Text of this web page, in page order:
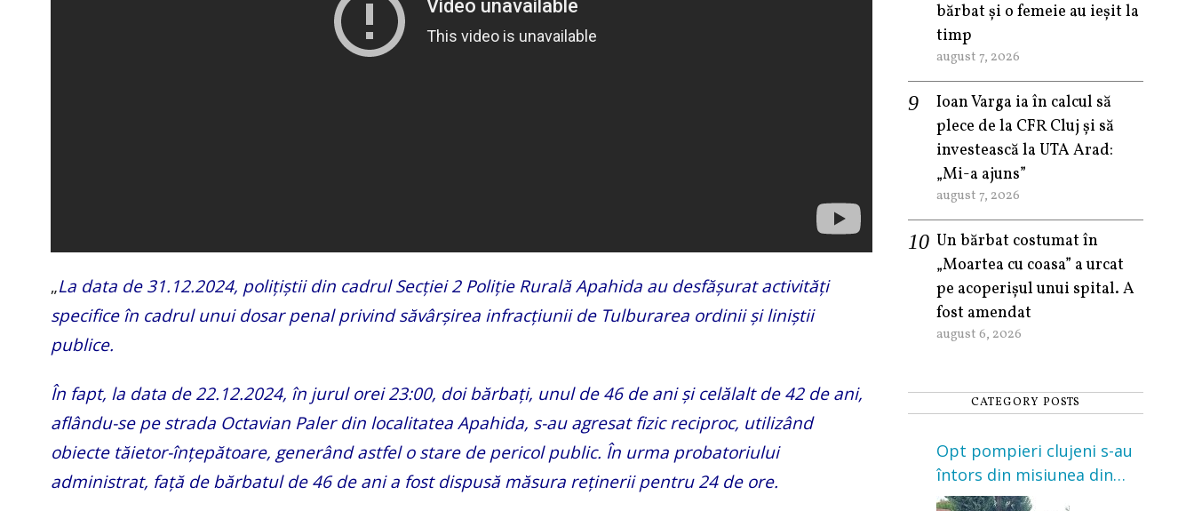
„La data de 31.12.2024, polițiștii din cadrul Secției 2 Poliție Rurală Apahida au desfășurat activități
specifice în cadrul unui dosar penal privind săvârșirea infracțiunii de Tulburarea ordinii și liniștii
publice.
În fapt, la data de 22.12.2024, în jurul orei 23:00, doi bărbați, unul de 46 de ani și celălalt de 42 de ani,
aflându-se pe strada Octavian Paler din localitatea Apahida, s-au agresat fizic reciproc, utilizând
obiecte tăietor-înțepătoare, generând astfel o stare de pericol public. În urma probatoriului
administrat, față de bărbatul de 46 de ani a fost dispusă măsura reținerii pentru 24 de ore.
bărbat și o femeie au ieșit la
timp
august 7, 2026
Ioan Varga ia în calcul să
plece de la CFR Cluj și să
investească la UTA Arad:
„Mi-a ajuns”
august 7, 2026
Un bărbat costumat în
„Moartea cu coasa” a urcat
pe acoperișul unui spital. A
fost amendat
august 6, 2026
CATEGORY POSTS
Opt pompieri clujeni s-au
întors din misiunea din
Franța. Au intervenit la